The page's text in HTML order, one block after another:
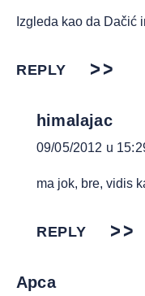
Izgleda kao da Dačić
REPLY
himalajac
09/05/2012 u
ma jok, bre, vidis
REPLY
Apca